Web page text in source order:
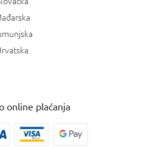
online plaćanja